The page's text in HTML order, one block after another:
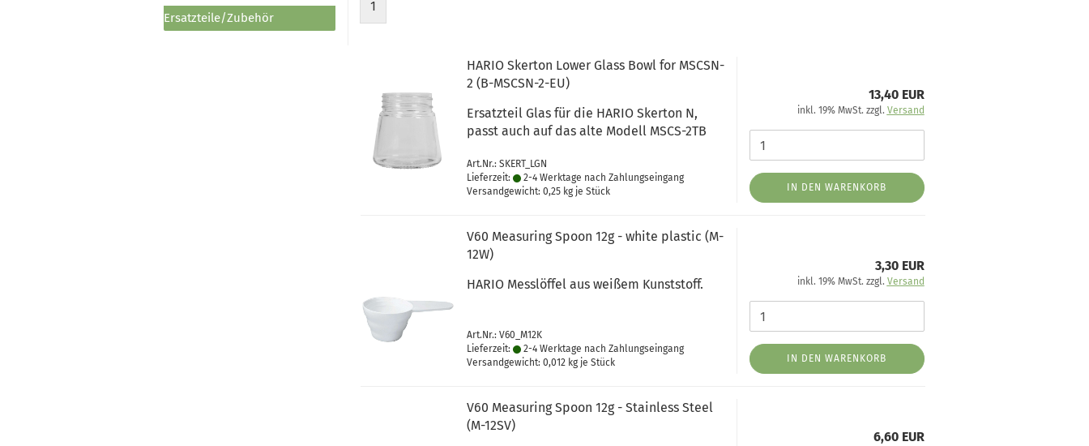
Ersatzteile/Zubehör
1
HARIO Skerton Lower Glass Bowl for MSCSN-
2 (B-MSCSN-2-EU)
Ersatzteil Glas für die HARIO Skerton N,
passt auch auf das alte Modell MSCS-2TB
Art.Nr.: SKERT_LGN
Lieferzeit:
2-4 Werktage nach Zahlungseingang
Versandgewicht: 0,25kg je Stück
13,40 EUR
inkl. 19% MwSt. zzgl. Versand
IN DEN WARENKORB
V60 Measuring Spoon 12g - white plastic (M-
12W)
HARIO Messlöffel aus weißem Kunststoff.
Art.Nr.: V60_M12K
Lieferzeit:
2-4 Werktage nach Zahlungseingang
Versandgewicht: 0,012kg je Stück
3,30 EUR
inkl. 19% MwSt. zzgl. Versand
IN DEN WARENKORB
V60 Measuring Spoon 12g - Stainless Steel
(M-12SV)
6,60 EUR